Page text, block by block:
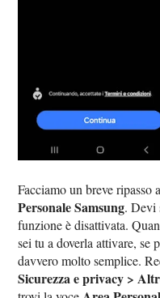
Facciamo un breve ripasso
Personale Samsung. Devi
funzione è disattivata.
sei tu a doverla attivare, se
davvero molto semplice.
Sicurezza e privacy >